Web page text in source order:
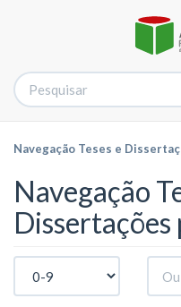
Navegação Teses e
Navegação